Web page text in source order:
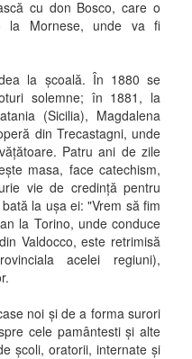
cu don Bosco, care o
la Mornese, unde va fi
la şcoală. În 1880 se
solemne; în 1881, la
(Sicilia), Magdalena
din Trecastagni, unde
Patru ani de zile
masa, face catechism,
vie de credinţă pentru
la uşa ei: "Vrem să fim
la Torino, unde conduce
Valdocco, este retrimisă
acelei regiuni),
noi şi de a forma surori
cele pamântesti şi alte
şcoli, oratorii, internate şi